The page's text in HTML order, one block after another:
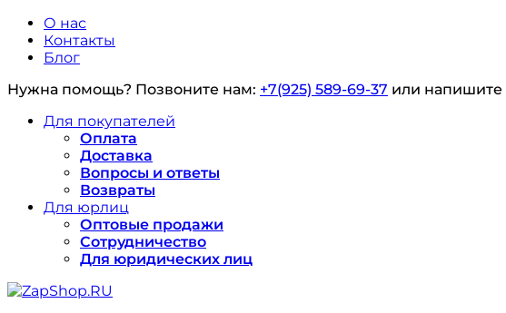
О нас
Контакты
Блог
Нужна помощь? Позвоните нам: +7(925) 589-69-37 или напишите
Для покупателей
Оплата
Доставка
Вопросы и ответы
Возвраты
Для юрлиц
Оптовые продажи
Сотрудничество
Для юридических лиц